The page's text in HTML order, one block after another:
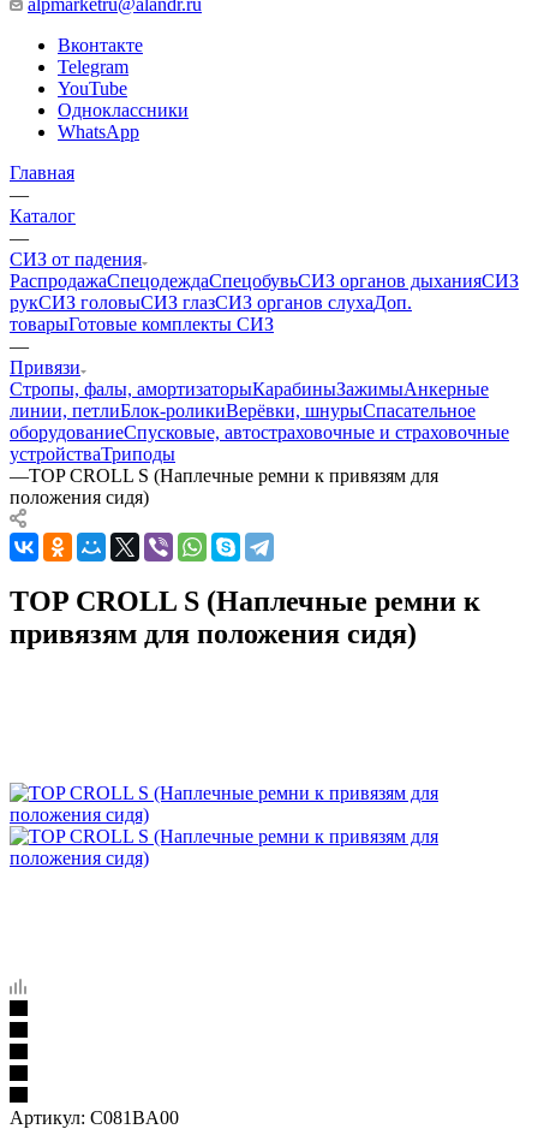
alpmarketru@alandr.ru
Вконтакте
Telegram
YouTube
Одноклассники
WhatsApp
Главная
—
Каталог
—
СИЗ от падения
РаспродажаСпецодеждаСпецобувьСИЗ органов дыханияСИЗ
рукСИЗ головыСИЗ глазСИЗ органов слухаДоп.
товарыГотовые комплекты СИЗ
—
Привязи
Стропы, фалы, амортизаторыКарабиныЗажимыАнкерные
линии, петлиБлок-роликиВерёвки, шнурыСпасательное
оборудованиеСпусковые, автостраховочные и страховочные
устройстваТриподы
—TOP CROLL S (Наплечные ремни к привязям для
положения сидя)
TOP CROLL S (Наплечные ремни к
привязям для положения сидя)
Артикул: C081BA00